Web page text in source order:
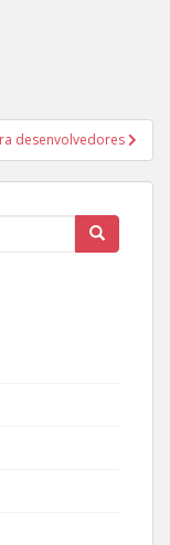
desenvolvedores